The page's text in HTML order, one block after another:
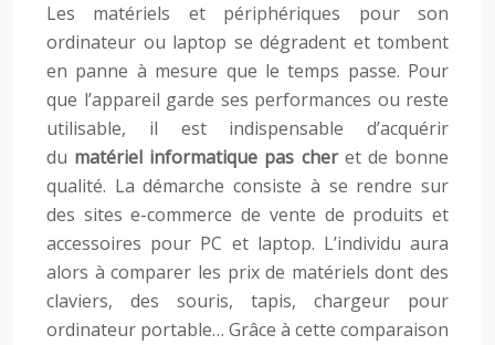
Les matériels et périphériques pour son
ordinateur ou laptop se dégradent et tombent
en panne à mesure que le temps passe. Pour
que l’appareil garde ses performances ou reste
utilisable, il est indispensable d’acquérir
du matériel informatique pas cheret de bonne
qualité. La démarche consiste à se rendre sur
des sites e-commerce de vente de produits et
accessoires pour PC et laptop. L’individu aura
alors à comparer les prix de matériels dont des
claviers, des souris, tapis, chargeur pour
ordinateur portable… Grâce à cette comparaison